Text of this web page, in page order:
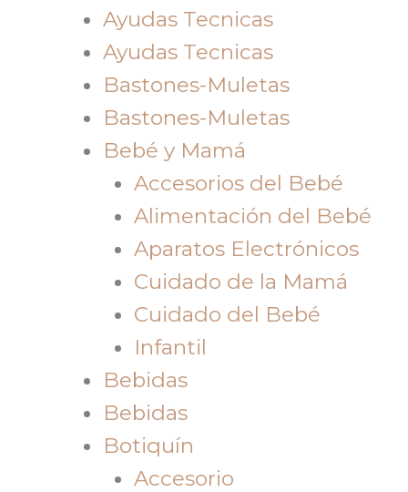
Ayudas Tecnicas
Ayudas Tecnicas
Bastones-Muletas
Bastones-Muletas
Bebé y Mamá
Accesorios del Bebé
Alimentación del Bebé
Aparatos Electrónicos
Cuidado de la Mamá
Cuidado del Bebé
Infantil
Bebidas
Bebidas
Botiquín
Accesorio